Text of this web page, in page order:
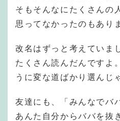
そもそんなにたくさんの
思ってなかったのもあり
改名はずっと考えていま
たくさん読んだんですよ
うに変な道ばかり選んじ
友達にも、「みんなでバ
あんた自分からババを抜